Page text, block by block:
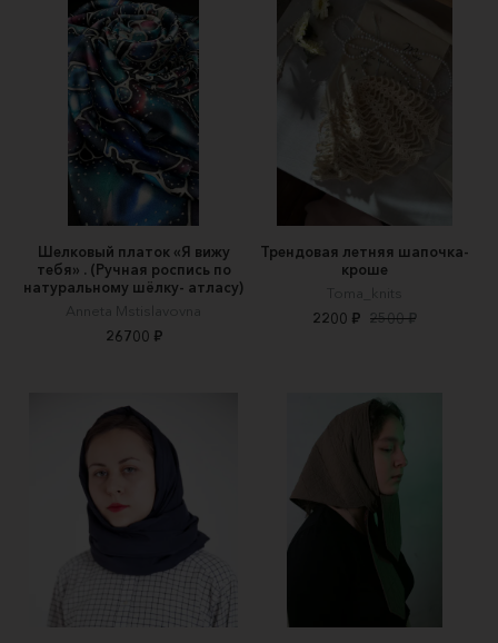
Шелковый платок «Я вижу
тебя» . (Ручная роспись по
натуральному шёлку- атласу)
Anneta Mstislavovna
26700 ₽
Трендовая летняя шапочка-
кроше
Toma_knits
2200 ₽ 2500 ₽